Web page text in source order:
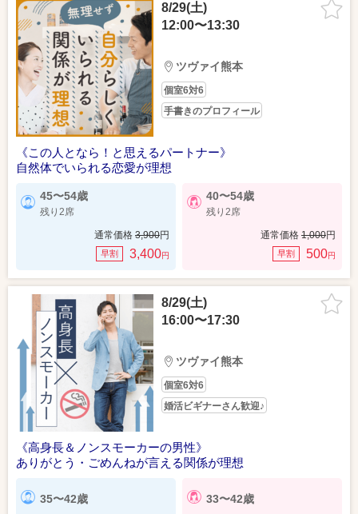
8/29(土)
12:00〜13:30
ツヴァイ熊本
個室6対6
手書きのプロフィール
《この人となら！と思えるパートナー》
自然体でいられる恋愛が理想
45〜54歳
残り2席
通常価格 3,900円
早割 3,400円
40〜54歳
残り2席
通常価格 1,000円
早割 500円
8/29(土)
16:00〜17:30
ツヴァイ熊本
個室6対6
婚活ビギナーさん歓迎♪
《高身長＆ノンスモーカーの男性》
ありがとう・ごめんねが言える関係が理想
35〜42歳 33〜42歳